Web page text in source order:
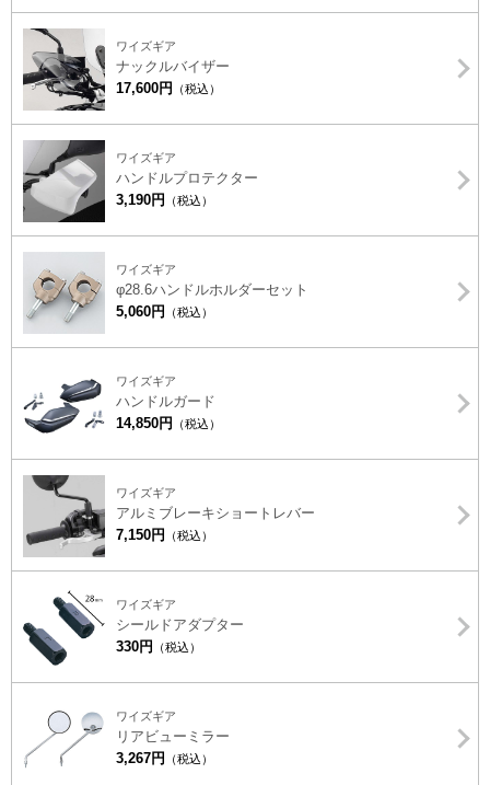
ワイズギア
ナックルバイザー
17,600円
（税込）
ワイズギア
ハンドルプロテクター
3,190円
（税込）
ワイズギア
φ28.6ハンドルホルダーセット
5,060円
（税込）
ワイズギア
ハンドルガード
14,850円
（税込）
ワイズギア
アルミブレーキショートレバー
7,150円
（税込）
ワイズギア
シールドアダプター
330円
（税込）
ワイズギア
リアビューミラー
3,267円
（税込）